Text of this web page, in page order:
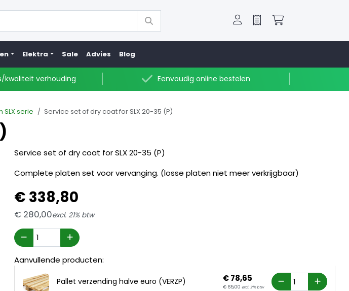
OfferteWinkelwagen
Elektra Sale Advies Blog
kwaliteit verhouding Eenvoudig online bestelen
serie Service set of dry coat for SLX 20-35 (P)
Service set of dry coat for SLX 20-35 (P)
Complete platen set voor vervanging. (losse platen niet meer verkrijgbaar)
€ 338,80
€ 280,00excl. 21% btw
Aanvullende producten:
Pallet verzending halve euro (VERZP) €78,65
€ 65,00 excl. 21% btw